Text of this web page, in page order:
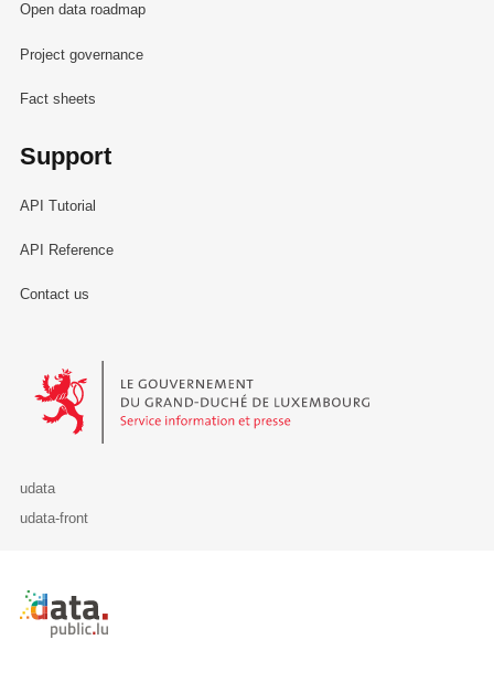
Open data roadmap
Project governance
Fact sheets
Support
API Tutorial
API Reference
Contact us
Le Gouvernement du Grand-Duché de Luxembourg - Service
udata
udata-front
Retour à l'accueil de data.public.lu